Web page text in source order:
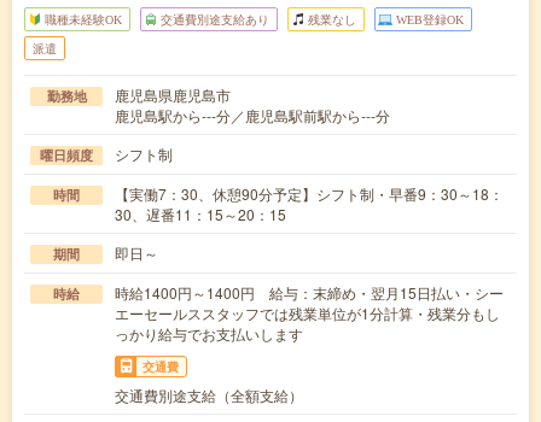
職種未経験OK 交通費別途支給あり 残業なし WEB登録OK
派遣
勤務地
鹿児島県鹿児島市
鹿児島駅から---分／鹿児島駅前駅から---分
曜日頻度 シフト制
時間
【実働7：30、休憩90分予定】シフト制・早番9：30～18：
30、遅番11：15～20：15
期間 即日～
時給
時給1400円～1400円 給与：末締め・翌月15日払い・シー
エーセールススタッフでは残業単位が1分計算・残業分もし
っかり給与でお支払いします
交通費
交通費別途支給（全額支給）